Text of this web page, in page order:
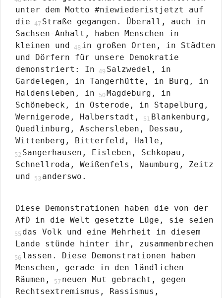
unter dem Motto #niewiederistjetzt auf
die
Straße gegangen. Überall, auch in
Sachsen-Anhalt, haben Menschen in
kleinen und
in großen Orten, in Städten
und Dörfern für unsere Demokratie
demonstriert: In
Salzwedel, in
Gardelegen, in Tangerhütte, in Burg, in
Haldensleben, in
Magdeburg, in
Schönebeck, in Osterode, in Stapelburg,
Wernigerode, Halberstadt,
Blankenburg,
Quedlinburg, Aschersleben, Dessau,
Wittenberg, Bitterfeld, Halle,
Sangerhausen, Eisleben, Schkopau,
Schnellroda, Weißenfels, Naumburg, Zeitz
und
anderswo.
Diese Demonstrationen haben die von der
AfD in die Welt gesetzte Lüge, sie seien
das Volk und eine Mehrheit in diesem
Lande stünde hinter ihr, zusammenbrechen
lassen. Diese Demonstrationen haben
Menschen, gerade in den ländlichen
Räumen,
neuen Mut gebracht, gegen
Rechtsextremismus, Rassismus,